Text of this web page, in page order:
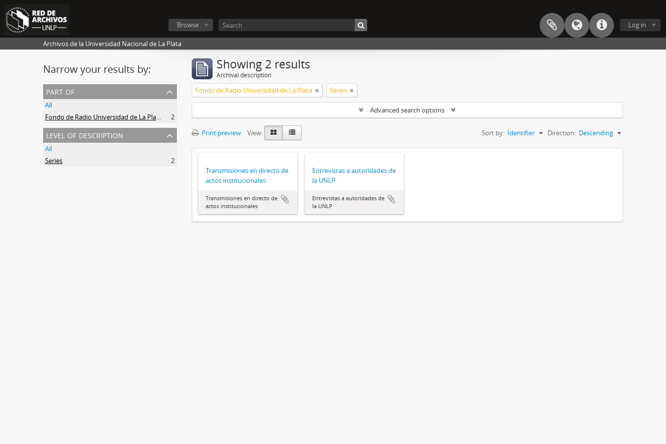
Log in
Browse
Archivos de la Universidad Nacional de La Plata
Narrow your results by:
part of
All
Fondo de Radio Universidad de La Plata
2
level of description
All
Series
2
Showing 2 results
Archival description
Fondo de Radio Universidad de La Plata Series
Advanced search options
Print preview View: Sort by: Identifier Direction: Descending
Transmisiones en directo de
actos institucionales
Transmisiones en directo de
actos institucionales
Entrevistas a autoridades de
la UNLP
Entrevistas a autoridades de
la UNLP